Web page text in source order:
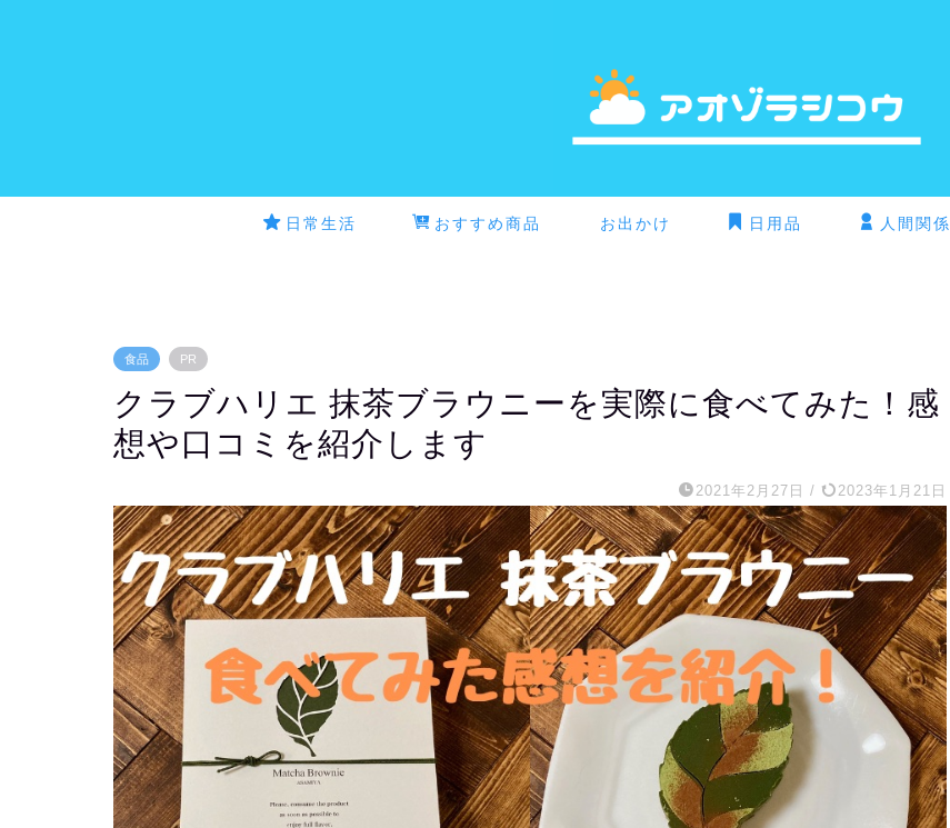
日常生活 おすすめ商品 お出かけ 日用品 人間関係
食品 PR
クラブハリエ 抹茶ブラウニーを実際に食べてみた！感
想や口コミを紹介します
2021年2月27日 / 2023年1月21日